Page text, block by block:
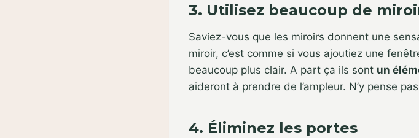
3. Utilisez beaucoup de
Saviez-vous que les miroirs donnent une
miroir, c’est comme si vous ajoutiez une
beaucoup plus clair. A part ça ils sont un
aideront à prendre de l’ampleur. N’y pense
4. Éliminez les portes